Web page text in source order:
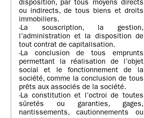
disposition, par tous moyens directs
ou indirects, de tous biens et droits
immobiliers.
-La souscription, la gestion,
l’administration et la disposition de
tout contrat de capitalisation.
-La conclusion de tous emprunts
permettant la réalisation de l’objet
social et le fonctionnement de la
société, comme la conclusion de tous
prêts aux associés de la société.
-La constitution et l’octroi de toutes
sûretés ou garanties, gages,
nantissements, cautionnements ou